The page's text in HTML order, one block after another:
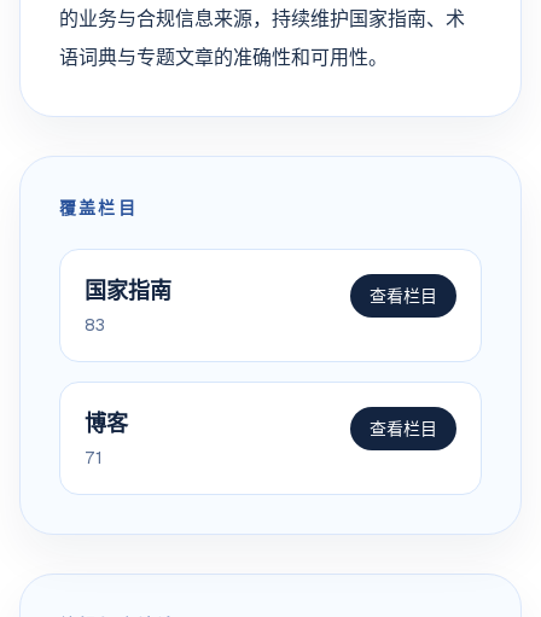
的业务与合规信息来源，持续维护国家指南、术
语词典与专题文章的准确性和可用性。
覆盖栏目
国家指南
83
查看栏目
博客
71
查看栏目